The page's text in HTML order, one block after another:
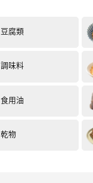
豆腐類
調味料
食用油
乾物